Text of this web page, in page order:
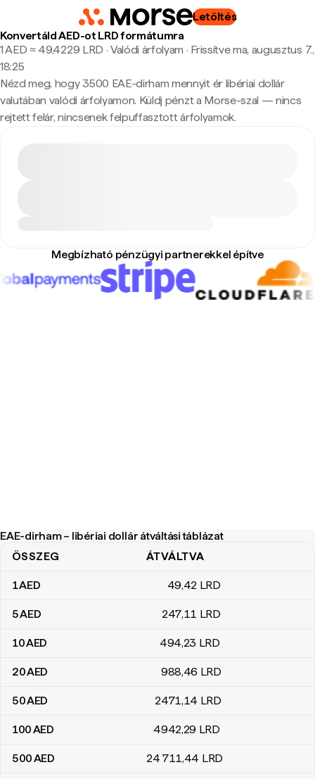
Letöltés
Konvertáld AED-ot LRD formátumra
1 AED ≈ 49,4229 LRD · Valódi árfolyam · Frissítve ma, augusztus 7.,
18:25
Nézd meg, hogy 3500 EAE-dirham mennyit ér libériai dollár
valutában valódi árfolyamon. Küldj pénzt a Morse-szal — nincs
rejtett felár, nincsenek felpuffasztott árfolyamok.
Megbízható pénzügyi partnerekkel építve
EAE-dirham – libériai dollár átváltási táblázat
EAE-dirham – libériai dollár átváltási táblázat
ÖSSZEG ÁTVÁLTVA
1AED 49,42 LRD
5AED 247,11 LRD
10AED 494,23 LRD
20AED 988,46 LRD
50AED 2471,14 LRD
100AED 4942,29 LRD
500AED 24 711,44 LRD